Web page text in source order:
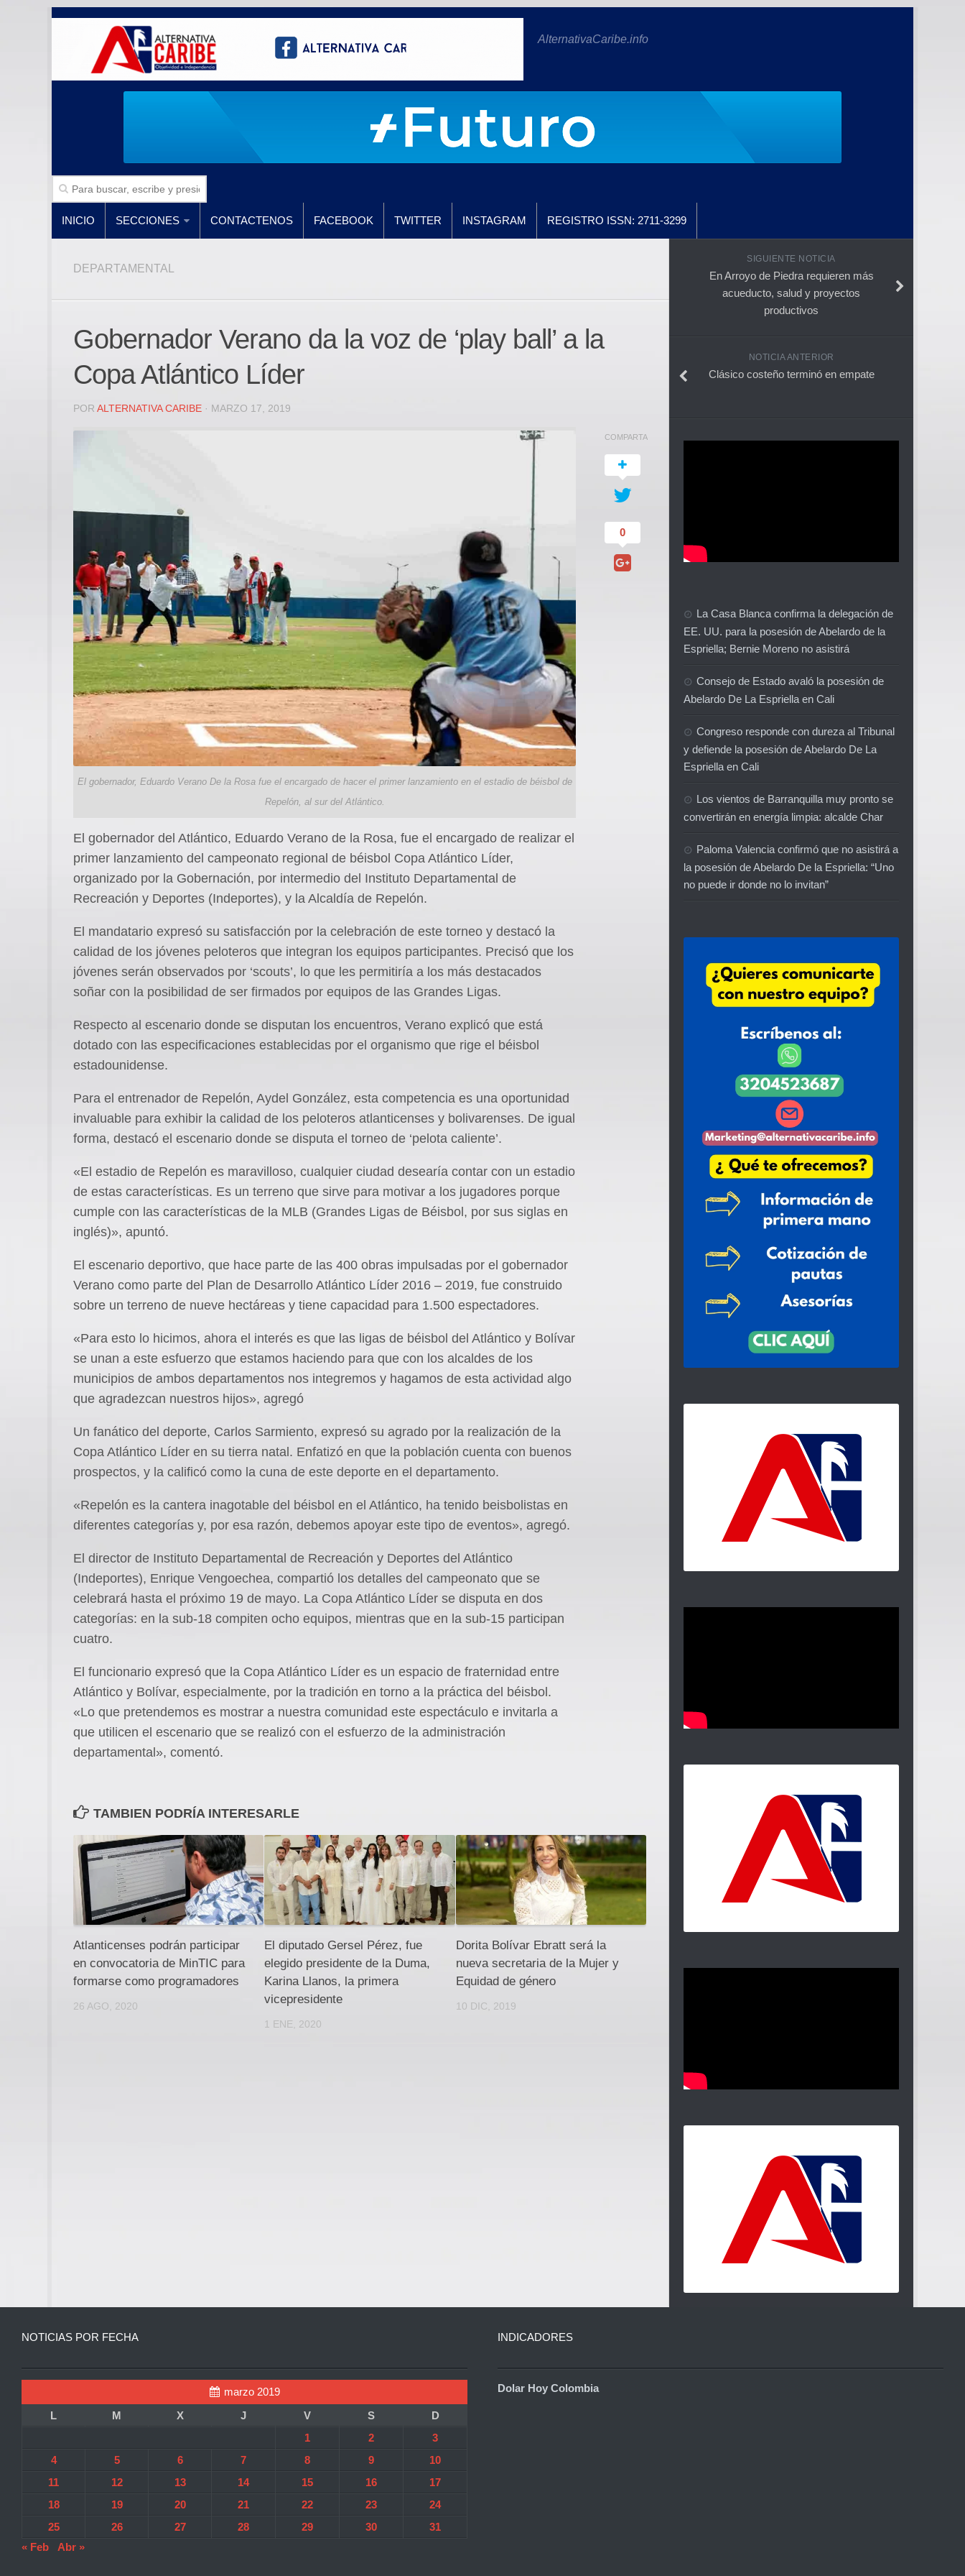
AlternativaCaribe.info
INICIO SECCIONES CONTACTENOS FACEBOOK TWITTER INSTAGRAM REGISTRO ISSN: 2711-3299
DEPARTAMENTAL
Gobernador Verano da la voz de ‘play ball’ a la
Copa Atlántico Líder
POR ALTERNATIVA CARIBE · MARZO 17, 2019
El gobernador, Eduardo Verano De la Rosa fue el encargado de hacer el primer lanzamiento en el estadio de béisbol de
Repelón, al sur del Atlántico.
El gobernador del Atlántico, Eduardo Verano de la Rosa, fue el encargado de realizar el
primer lanzamiento del campeonato regional de béisbol Copa Atlántico Líder,
organizado por la Gobernación, por intermedio del Instituto Departamental de
Recreación y Deportes (Indeportes), y la Alcaldía de Repelón.
El mandatario expresó su satisfacción por la celebración de este torneo y destacó la
calidad de los jóvenes peloteros que integran los equipos participantes. Precisó que los
jóvenes serán observados por ‘scouts’, lo que les permitiría a los más destacados
soñar con la posibilidad de ser firmados por equipos de las Grandes Ligas.
Respecto al escenario donde se disputan los encuentros, Verano explicó que está
dotado con las especificaciones establecidas por el organismo que rige el béisbol
estadounidense.
Para el entrenador de Repelón, Aydel González, esta competencia es una oportunidad
invaluable para exhibir la calidad de los peloteros atlanticenses y bolivarenses. De igual
forma, destacó el escenario donde se disputa el torneo de ‘pelota caliente’.
«El estadio de Repelón es maravilloso, cualquier ciudad desearía contar con un estadio
de estas características. Es un terreno que sirve para motivar a los jugadores porque
cumple con las características de la MLB (Grandes Ligas de Béisbol, por sus siglas en
inglés)», apuntó.
El escenario deportivo, que hace parte de las 400 obras impulsadas por el gobernador
Verano como parte del Plan de Desarrollo Atlántico Líder 2016 – 2019, fue construido
sobre un terreno de nueve hectáreas y tiene capacidad para 1.500 espectadores.
«Para esto lo hicimos, ahora el interés es que las ligas de béisbol del Atlántico y Bolívar
se unan a este esfuerzo que estamos haciendo para que con los alcaldes de los
municipios de ambos departamentos nos integremos y hagamos de esta actividad algo
que agradezcan nuestros hijos», agregó
Un fanático del deporte, Carlos Sarmiento, expresó su agrado por la realización de la
Copa Atlántico Líder en su tierra natal. Enfatizó en que la población cuenta con buenos
prospectos, y la calificó como la cuna de este deporte en el departamento.
«Repelón es la cantera inagotable del béisbol en el Atlántico, ha tenido beisbolistas en
diferentes categorías y, por esa razón, debemos apoyar este tipo de eventos», agregó.
El director de Instituto Departamental de Recreación y Deportes del Atlántico
(Indeportes), Enrique Vengoechea, compartió los detalles del campeonato que se
celebrará hasta el próximo 19 de mayo. La Copa Atlántico Líder se disputa en dos
categorías: en la sub-18 compiten ocho equipos, mientras que en la sub-15 participan
cuatro.
El funcionario expresó que la Copa Atlántico Líder es un espacio de fraternidad entre
Atlántico y Bolívar, especialmente, por la tradición en torno a la práctica del béisbol.
«Lo que pretendemos es mostrar a nuestra comunidad este espectáculo e invitarla a
que utilicen el escenario que se realizó con el esfuerzo de la administración
departamental», comentó.
COMPARTA
0
TAMBIEN PODRÍA INTERESARLE
Atlanticenses podrán participar
en convocatoria de MinTIC para
formarse como programadores
26 AGO, 2020
El diputado Gersel Pérez, fue
elegido presidente de la Duma,
Karina Llanos, la primera
vicepresidente
1 ENE, 2020
Dorita Bolívar Ebratt será la
nueva secretaria de la Mujer y
Equidad de género
10 DIC, 2019
SIGUIENTE NOTICIA
En Arroyo de Piedra requieren más
acueducto, salud y proyectos
productivos
NOTICIA ANTERIOR
Clásico costeño terminó en empate
La Casa Blanca confirma la delegación de
EE. UU. para la posesión de Abelardo de la
Espriella; Bernie Moreno no asistirá
Consejo de Estado avaló la posesión de
Abelardo De La Espriella en Cali
Congreso responde con dureza al Tribunal
y defiende la posesión de Abelardo De La
Espriella en Cali
Los vientos de Barranquilla muy pronto se
convertirán en energía limpia: alcalde Char
Paloma Valencia confirmó que no asistirá a
la posesión de Abelardo De la Espriella: “Uno
no puede ir donde no lo invitan”
NOTICIAS POR FECHA
marzo 2019
L
M X J V S
D
1
2
3
4
5 6 7 8 9
10
11
12 13 14 15 16
17
18
19 20 21 22 23
24
25
26 27 28 29 30
31
« Feb
Abr »
INDICADORES
Dolar Hoy Colombia